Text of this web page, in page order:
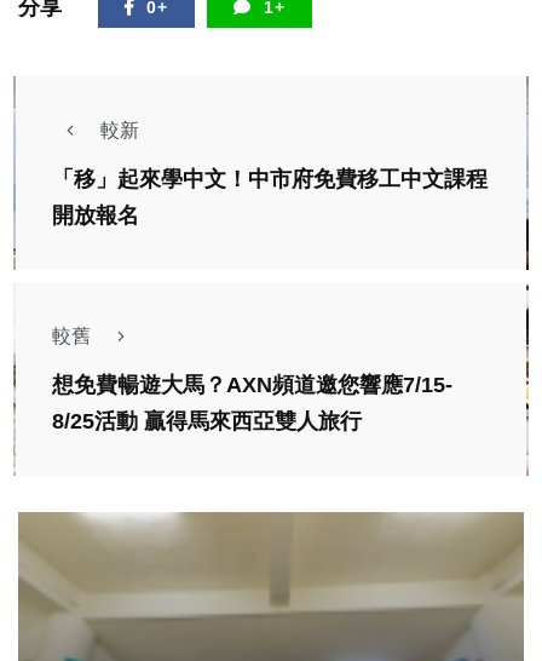
分享 0+ 1+
較新
「移」起來學中文！中市府免費移工中文課程
開放報名
較舊
想免費暢遊大馬？AXN頻道邀您響應7/15-
8/25活動 贏得馬來西亞雙人旅行